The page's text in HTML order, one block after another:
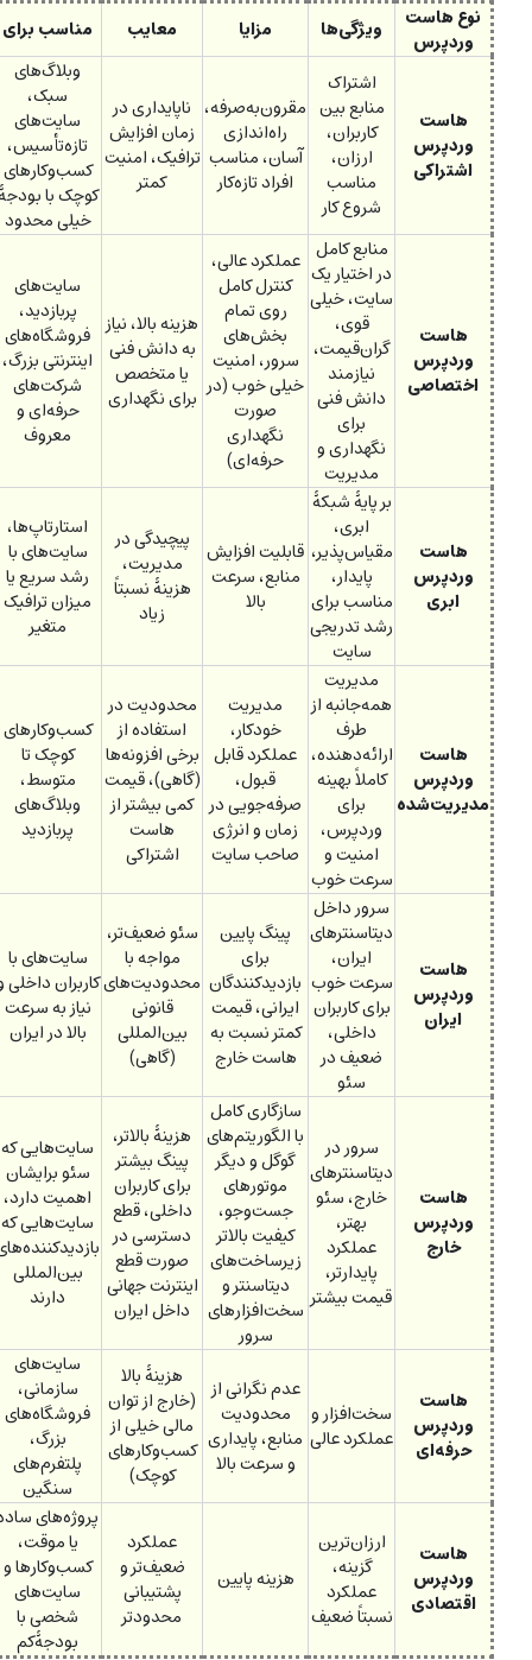
نوع هاست
وردپرس ویژگی‌ها مزایا معایب مناسب برای
هاست
وردپرس
اشتراکی
اشتراک
منابع بین
کاربران،
ارزان،
مناسب
شروع کار
مقرون‌به‌صرفه،
راه‌اندازی
آسان، مناسب
افراد تازه‌کار
ناپایداری در
زمان افزایش
ترافیک، امنیت
کمتر
وبلاگ‌های
سبک،
سایت‌های
تازه‌تأسیس،
کسب‌وکارهای
کوچک با بودجۀ
خیلی محدود
هاست
وردپرس
اختصاصی
منابع کامل
در اختیار یک
سایت، خیلی
قوی،
گران‌قیمت،
نیازمند
دانش فنی
برای
نگهداری و
مدیریت
عملکرد عالی،
کنترل کامل
روی تمام
بخش‌های
سرور، امنیت
خیلی خوب (در
صورت
نگهداری
حرفه‌ای)
هزینه بالا، نیاز
به دانش فنی
یا متخصص
برای نگهداری
سایت‌های
پربازدید،
فروشگاه‌های
اینترنتی بزرگ،
شرکت‌های
حرفه‌ای و
معروف
هاست
وردپرس
ابری
بر پایۀ شبکۀ
ابری،
مقیاس‌پذیر،
پایدار،
مناسب برای
رشد تدریجی
سایت
قابلیت افزایش
منابع، سرعت
بالا
پیچیدگی در
مدیریت،
هزینۀ نسبتاً
زیاد
استارتاپ‌ها،
سایت‌های با
رشد سریع یا
میزان ترافیک
متغیر
هاست
وردپرس
مدیریت‌شده
مدیریت
همه‌جانبه از
طرف
ارائه‌دهنده،
کاملاً بهینه
برای
وردپرس،
امنیت و
سرعت خوب
مدیریت
خودکار،
عملکرد قابل
قبول،
صرفه‌جویی در
زمان و انرژی
صاحب سایت
محدودیت در
استفاده از
برخی افزونه‌ها
(گاهی)، قیمت
کمی بیشتر از
هاست
اشتراکی
کسب‌وکارهای
کوچک تا
متوسط،
وبلاگ‌های
پربازدید
هاست
وردپرس
ایران
سرور داخل
دیتاسنترهای
ایران،
سرعت خوب
برای کاربران
داخلی،
ضعیف در
سئو
پینگ پایین
برای
بازدیدکنندگان
ایرانی، قیمت
کمتر نسبت به
هاست خارج
سئو ضعیف‌تر،
مواجه با
محدودیت‌های
قانونی
بین‌المللی
(گاهی)
سایت‌های با
کاربران داخلی و
نیاز به سرعت
بالا در ایران
هاست
وردپرس
خارج
سرور در
دیتاسنترهای
خارج، سئو
بهتر،
عملکرد
پایدارتر،
قیمت بیشتر
سازگاری کامل
با الگوریتم‌های
گوگل و دیگر
موتورهای
جست‌وجو،
کیفیت بالاتر
زیرساخت‌های
دیتاسنتر و
سخت‌افزارهای
سرور
هزینۀ بالاتر،
پینگ بیشتر
برای کاربران
داخلی، قطع
دسترسی در
صورت قطع
اینترنت جهانی
داخل ایران
سایت‌هایی که
سئو برایشان
اهمیت دارد،
سایت‌هایی که
بازدیدکننده‌های
بین‌المللی
دارند
هاست
وردپرس
حرفه‌ای
سخت‌افزار و
عملکرد عالی
عدم نگرانی از
محدودیت
منابع، پایداری
و سرعت بالا
هزینۀ بالا
(خارج از توان
مالی خیلی از
کسب‌وکارهای
کوچک)
سایت‌های
سازمانی،
فروشگاه‌های
بزرگ،
پلتفرم‌های
سنگین
هاست
وردپرس
اقتصادی
ارزان‌ترین
گزینه،
عملکرد
نسبتاً ضعیف
هزینه پایین
عملکرد
ضعیف‌تر و
پشتیبانی
محدود‌تر
پروژه‌های ساده
یا موقت،
کسب‌وکارها و
سایت‌های
شخصی با
بودجۀکم